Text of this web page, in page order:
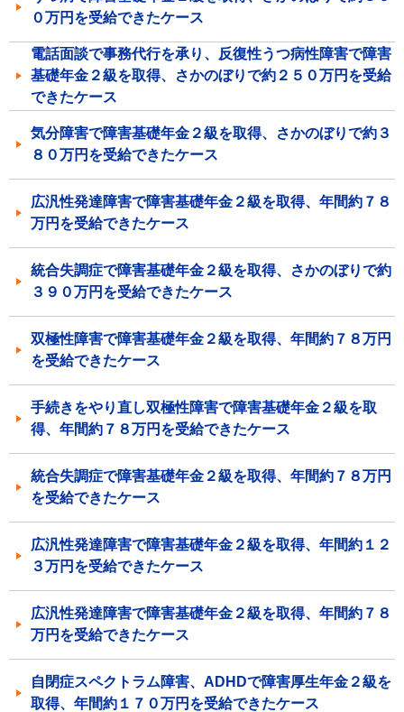
０万円を受給できたケース
電話面談で事務代行を承り、反復性うつ病性障害で障害
基礎年金２級を取得、さかのぼりで約２５０万円を受給
できたケース
気分障害で障害基礎年金２級を取得、さかのぼりで約３
８０万円を受給できたケース
広汎性発達障害で障害基礎年金２級を取得、年間約７８
万円を受給できたケース
統合失調症で障害基礎年金２級を取得、さかのぼりで約
３９０万円を受給できたケース
双極性障害で障害基礎年金２級を取得、年間約７８万円
を受給できたケース
手続きをやり直し双極性障害で障害基礎年金２級を取
得、年間約７８万円を受給できたケース
統合失調症で障害基礎年金２級を取得、年間約７８万円
を受給できたケース
広汎性発達障害で障害基礎年金２級を取得、年間約１２
３万円を受給できたケース
広汎性発達障害で障害基礎年金２級を取得、年間約７８
万円を受給できたケース
自閉症スペクトラム障害、ADHDで障害厚生年金２級を
取得、年間約１７０万円を受給できたケース